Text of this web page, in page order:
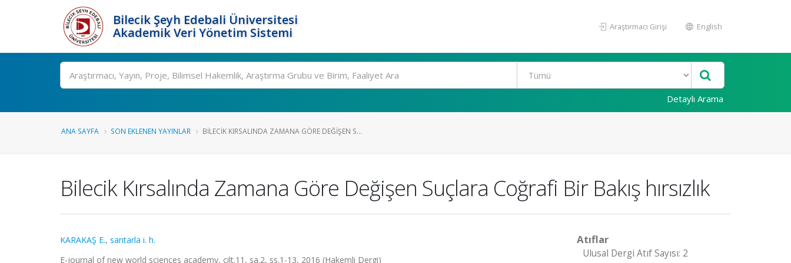
Bilecik Şeyh Edebali Üniversitesi
Akademik Veri Yönetim Sistemi
Araştırmacı Girişi English
Ara
Detaylı Arama
ANA SAYFA SON EKLENEN YAYINLAR BILECIK KIRSALINDA ZAMANA GÖRE DEĞIŞEN S...
Bilecik Kırsalında Zamana Göre Değişen Suçlara Coğrafi Bir Bakış hırsızlık
KARAKAŞ E., sarıtarla i. h.
E-journal of new world sciences academy, cilt.11, sa.2, ss.1-13, 2016 (Hakemli Dergi)
Atıflar
Ulusal Dergi Atıf Sayısı: 2